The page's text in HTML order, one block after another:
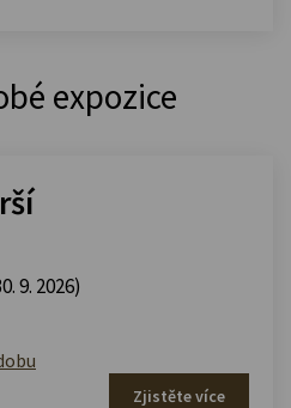
expozice
9. 2026)
Zjistěte více